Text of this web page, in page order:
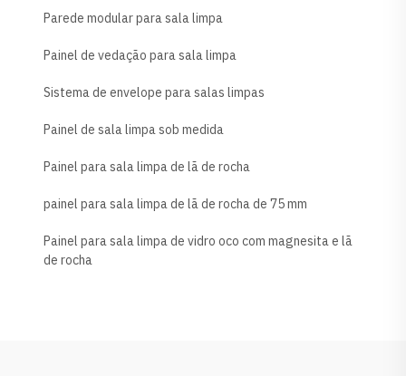
Parede modular para sala limpa
Painel de vedação para sala limpa
Sistema de envelope para salas limpas
Painel de sala limpa sob medida
Painel para sala limpa de lã de rocha
painel para sala limpa de lã de rocha de 75 mm
Painel para sala limpa de vidro oco com magnesita e lã
de rocha